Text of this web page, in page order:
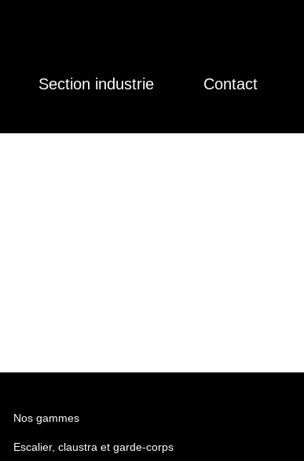
Section industrie Contact
Nos gammes
Escalier, claustra et garde-corps